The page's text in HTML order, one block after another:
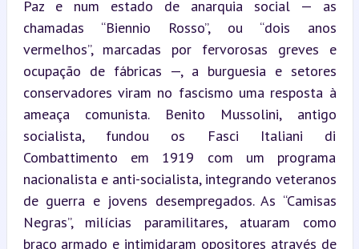
Paz e num estado de anarquia social — as
chamadas “Biennio Rosso”, ou “dois anos
vermelhos”, marcadas por fervorosas greves e
ocupação de fábricas —, a burguesia e setores
conservadores viram no fascismo uma resposta à
ameaça comunista. Benito Mussolini, antigo
socialista, fundou os Fasci Italiani di
Combattimento em 1919 com um programa
nacionalista e anti-socialista, integrando veteranos
de guerra e jovens desempregados. As “Camisas
Negras”, milícias paramilitares, atuaram como
braço armado e intimidaram opositores através de